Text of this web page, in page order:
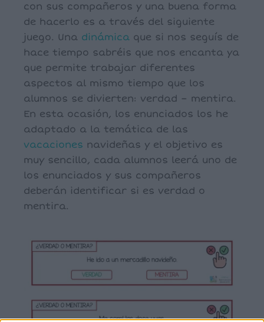
con sus compañeros y una buena forma
de hacerlo es a través del siguiente
juego. Una dinámica que si nos seguís de
hace tiempo sabréis que nos encanta ya
que permite trabajar diferentes
aspectos al mismo tiempo que los
alumnos se divierten: verdad – mentira.
En esta ocasión, los enunciados los he
adaptado a la temática de las
vacaciones navideñas y el objetivo es
muy sencillo, cada alumnos leerá uno de
los enunciados y sus compañeros
deberán identificar si es verdad o
mentira.